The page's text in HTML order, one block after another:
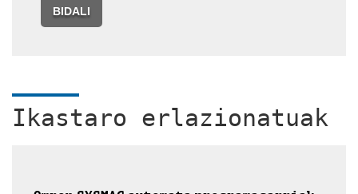
BIDALI
Ikastaro erlazionatuak